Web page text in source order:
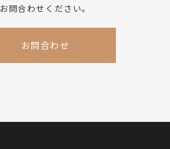
お問合わせください。
お問合わせ